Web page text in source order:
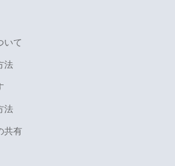
いて
法
法
共有